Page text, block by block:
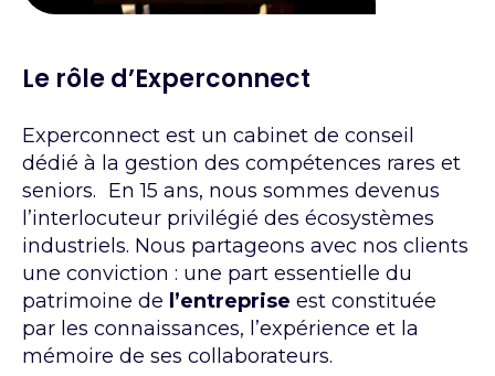
Le rôle d’Experconnect
Experconnect est un cabinet de conseil
dédié à la gestion des compétences rares et
seniors. En 15 ans, nous sommes devenus
l’interlocuteur privilégié des écosystèmes
industriels. Nous partageons avec nos clients
une conviction : une part essentielle du
patrimoine de l’entreprise est constituée
par les connaissances, l’expérience et la
mémoire de ses collaborateurs.